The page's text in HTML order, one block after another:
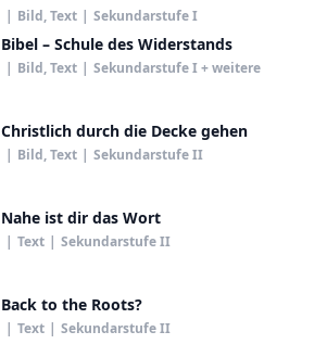
| Bild, Text | Sekundarstufe I
Bibel – Schule des Widerstands
| Bild, Text | Sekundarstufe I + weitere
Christlich durch die Decke gehen
| Bild, Text | Sekundarstufe II
Nahe ist dir das Wort
| Text | Sekundarstufe II
Back to the Roots?
| Text | Sekundarstufe II